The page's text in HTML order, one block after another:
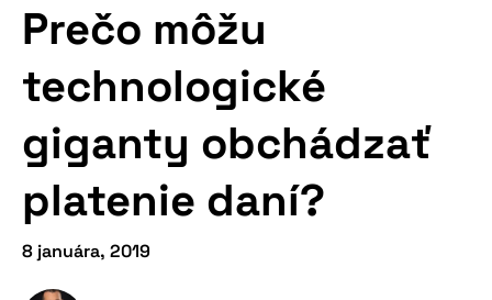
Prečo môžu
technologické
giganty obchádzať
platenie daní?
8 januára, 2019